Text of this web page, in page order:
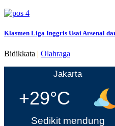
Klasmen Liga Inggris Usai Arsenal
Bidikkata | Olahraga
Jakarta
+29°C
Sedikit mendung